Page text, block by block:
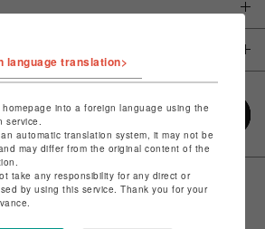
language translation>
into a foreign language using the
service.
automatic translation system, it may not be
may differ from the original content of the
take any responsibility for any direct or
by using this service. Thank you for your